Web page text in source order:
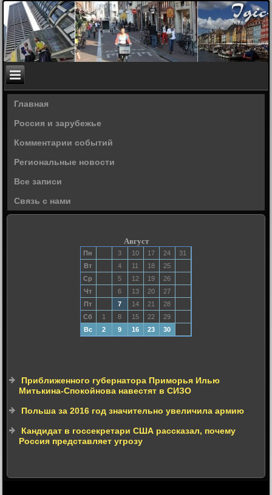
Главная
Россия и зарубежье
Комментарии событий
Региональные новости
Все записи
Связь с нами
Август
Пн 3 10 17 24
31
Вт
4 11 18
25
Ср
5 12 19
26
Чт
6 13 20
27
Пт
7 14 21
28
Сб
1 8 15 22
29
Вс
2 9 16 23 30
Приближенного губернатора Приморья Илью
Митькина-Спокойнова навестят в СИЗО
Польша за 2016 год значительно увеличила армию
Кандидат в госсекретари США рассказал, почему
Россия представляет угрозу